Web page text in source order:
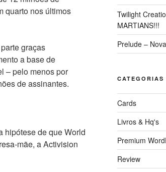
quarto nos últimos
graças
a base de
– pelo menos por
de assinantes.
hipótese de que World
mãe, a Activision
Twilight
MARTIANS!!!
Prelude –
CATEGORIAS
Cards
Livros & Hq's
Premium
Review